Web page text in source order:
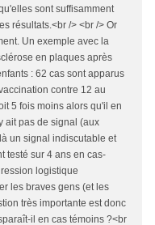
sont suffisamment
résultats.<br /> <br /> Or
Un exemple avec la
en plaques après
: 62 cas sont apparus
contre 12 au
5 fois moins alors qu'il en
ait pas de signal (aux
un signal indiscutable et
testé sur 4 ans en cas-
logistique
les braves gens (et les
très importante est donc
il en cas témoins ?<br